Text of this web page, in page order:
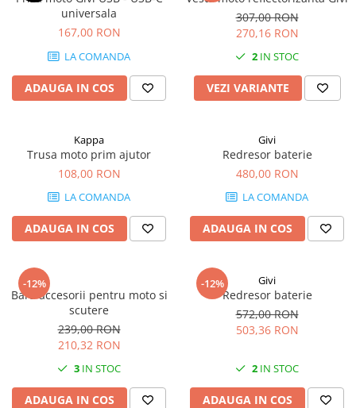
universala
167,00 RON
LA COMANDA
ADAUGA IN COS
307,00 RON
270,16 RON
2 IN STOC
VEZI VARIANTE
Kappa
Trusa moto prim ajutor
108,00 RON
LA COMANDA
ADAUGA IN COS
Givi
Redresor baterie
480,00 RON
LA COMANDA
ADAUGA IN COS
-12%
Bara accesorii pentru moto si
scutere
239,00 RON
210,32 RON
3 IN STOC
ADAUGA IN COS
-12% Givi
Redresor baterie
572,00 RON
503,36 RON
2 IN STOC
ADAUGA IN COS